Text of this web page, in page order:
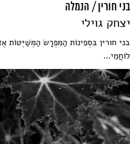
בני חורין / הנמלה
יצחק גוילי
בני חורין בִּסְפִינוֹת הַמִּפְרָשׂ
לוֹחֲמֵי...